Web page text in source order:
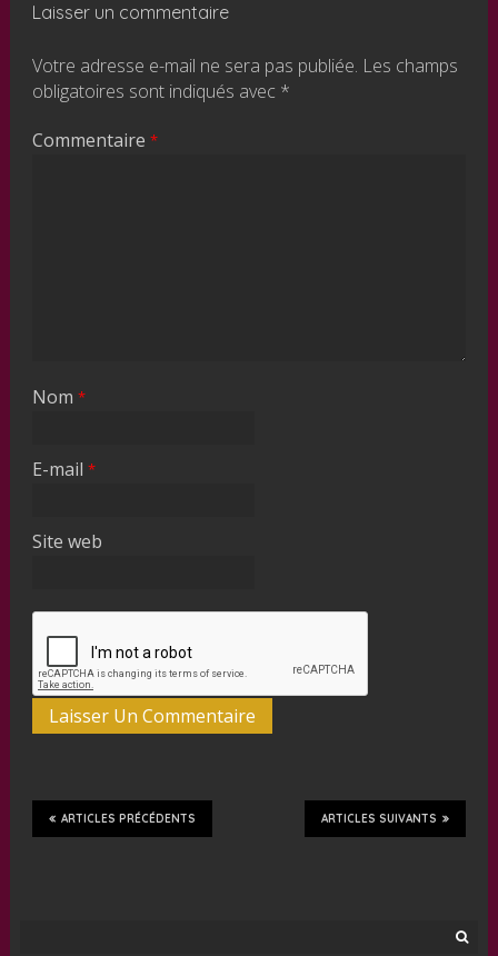
Laisser un commentaire
Votre adresse e-mail ne sera pas publiée. Les champs
obligatoires sont indiqués avec *
Commentaire*
Nom*
E-mail*
Site web
ARTICLES SUIVANTS
ARTICLES PRÉCÉDENTS